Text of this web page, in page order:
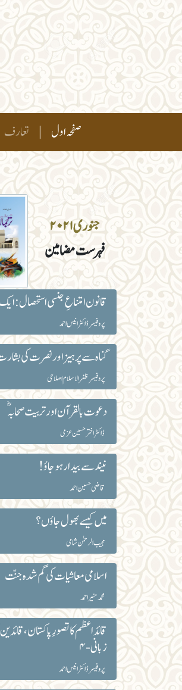
صفحہ اول | تعارف
جنوری ۲۰۲۱
فہرست مضامین
قانون امتناعِ جنسی استحصال :
پروفیسر ڈاکٹر انیس احمد
گناہ سے پرہیز اور نصرت کی
پروفیسر ظفر الاسلام اصلاحی
دعوت بالقرآن اور تربیت صحابہؓ
ڈاکٹر اختر حسین عزمی
نیند سے بیدار ہوجاؤ!
قاضی حسین احمد
میں کیسے بھول جاؤں؟
مجیب الرحمٰن شامی
اسلامی معاشیات کی گم شدہ جنّت
محمد منیر احمد
قائداعظم کا تصورِ پاکستان،
زبانی-۴
پروفیسر ڈاکٹر انیس احمد